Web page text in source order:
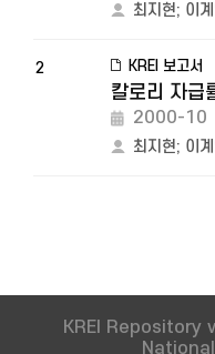
최지현; 이
2 KREI 보고서
칼로리 자급
2000-10
최지현; 이
KREI